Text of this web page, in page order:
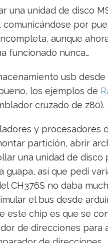
unidad de disco
comunicándose por
aunque
funcionado nunca…
usb desde
los ejemplos de
cruzado de z80).
y procesadores
partición, abrir
una unidad de disco
guapa, así que pedí
CH376S no daba
el bus desde
este chip es que se
de direcciones para